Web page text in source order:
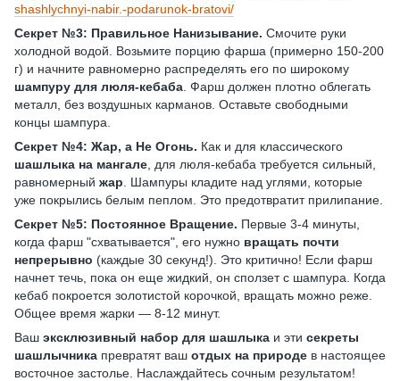
shashlychnyi-nabir.-podarunok-bratovi/
Секрет №3: Правильное Нанизывание. Смочите руки
холодной водой. Возьмите порцию фарша (примерно 150-200
г) и начните равномерно распределять его по широкому
шампуру для люля-кебаба . Фарш должен плотно облегать
металл, без воздушных карманов. Оставьте свободными
концы шампура.
Секрет №4: Жар, а Не Огонь. Как и для классического
шашлыка на мангале , для люля-кебаба требуется сильный,
равномерный жар . Шампуры кладите над углями, которые
уже покрылись белым пеплом. Это предотвратит прилипание.
Секрет №5: Постоянное Вращение. Первые 3-4 минуты,
когда фарш "схватывается", его нужно вращать почти
непрерывно (каждые 30 секунд!). Это критично! Если фарш
начнет течь, пока он еще жидкий, он сползет с шампура. Когда
кебаб покроется золотистой корочкой, вращать можно реже.
Общее время жарки — 8-12 минут.
Ваш эксклюзивный набор для шашлыка и эти секреты
шашлычника превратят ваш отдых на природе в настоящее
восточное застолье. Наслаждайтесь сочным результатом!